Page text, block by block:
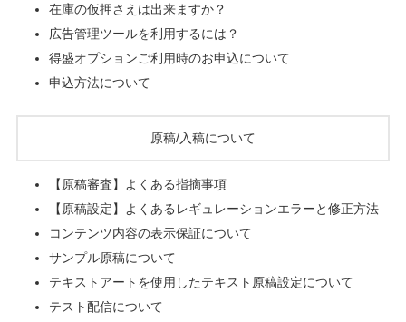
在庫の仮押さえは出来ますか？
広告管理ツールを利用するには？
得盛オプションご利用時のお申込について
申込方法について
原稿/入稿について
【原稿審査】よくある指摘事項
【原稿設定】よくあるレギュレーションエラーと修正方法
コンテンツ内容の表示保証について
サンプル原稿について
テキストアートを使用したテキスト原稿設定について
テスト配信について